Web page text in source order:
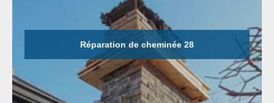
Réparation de cheminée 28